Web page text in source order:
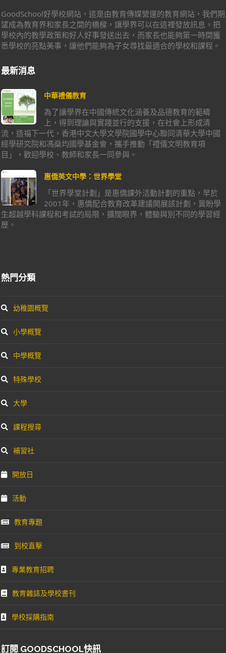
GoodSchool好學校網站，這是由教育傳媒營運的教育網站，我們期
望成為教育界和家長之間的橋樑，讓學界可以在這裡發放訊息，把
學校內的教學政策和好人好事發送出去，而家長也能夠第一時間獲
悉學校的亮點美事，讓他們能夠為子女尋找最適合的學校和課程。
最新消息
中華禮儀教育
為了讓學界在中國傳統文化涵養及品德教育的範疇
上，得到理論與實踐並行的支援，在社會上形成清
流，造福下一代，香港中文大學文學院國學中心聯同清華大學中國
經學研究院和馮燊均國學基金會，攜手推動「禮儀文明教育項
目」，歡迎學校、教師和家長一同參與。
惠僑英文中學：世界學堂
「世界學堂計劃」是惠僑課外活動計劃的重點，早於
2001年，惠僑配合教育改革建議開展該計劃，冀盼學
生超越學科課程和考試的局限，擴闊眼界，體驗與別不同的學習經
歷。
熱門分類
幼稚園概覽
小學概覽
中學概覽
特殊學校
大學
課程搜尋
補習社
開放日
活動
教育專題
到校直擊
專業教育招聘
教育雜誌及學校書刊
學校採購指南
訂閱 GOODSCHOOL快訊